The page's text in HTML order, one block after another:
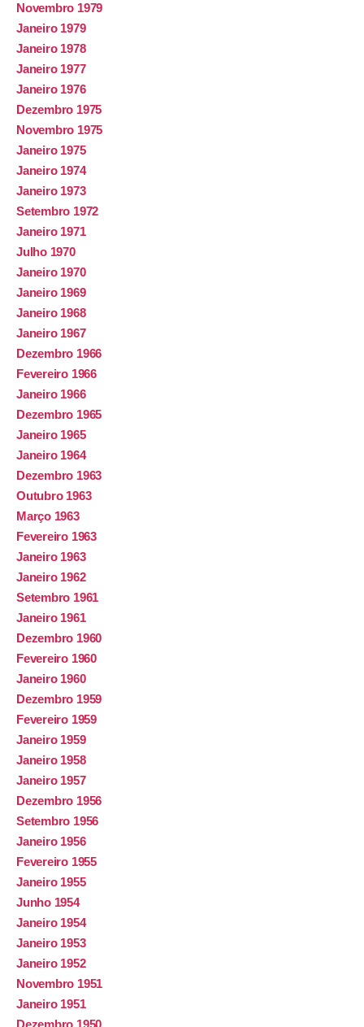
Novembro 1979
Janeiro 1979
Janeiro 1978
Janeiro 1977
Janeiro 1976
Dezembro 1975
Novembro 1975
Janeiro 1975
Janeiro 1974
Janeiro 1973
Setembro 1972
Janeiro 1971
Julho 1970
Janeiro 1970
Janeiro 1969
Janeiro 1968
Janeiro 1967
Dezembro 1966
Fevereiro 1966
Janeiro 1966
Dezembro 1965
Janeiro 1965
Janeiro 1964
Dezembro 1963
Outubro 1963
Março 1963
Fevereiro 1963
Janeiro 1963
Janeiro 1962
Setembro 1961
Janeiro 1961
Dezembro 1960
Fevereiro 1960
Janeiro 1960
Dezembro 1959
Fevereiro 1959
Janeiro 1959
Janeiro 1958
Janeiro 1957
Dezembro 1956
Setembro 1956
Janeiro 1956
Fevereiro 1955
Janeiro 1955
Junho 1954
Janeiro 1954
Janeiro 1953
Janeiro 1952
Novembro 1951
Janeiro 1951